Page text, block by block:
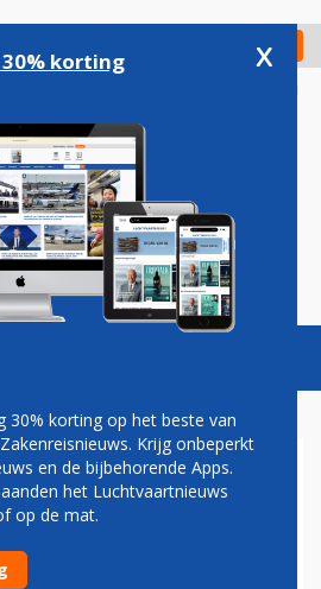
Check in
Podcasts Vacatures
VERKOOPT
korting x
30% korting op het beste van
Krijg onbeperkt
en de bijbehorende Apps.
het Luchtvaartnieuws
op de mat.